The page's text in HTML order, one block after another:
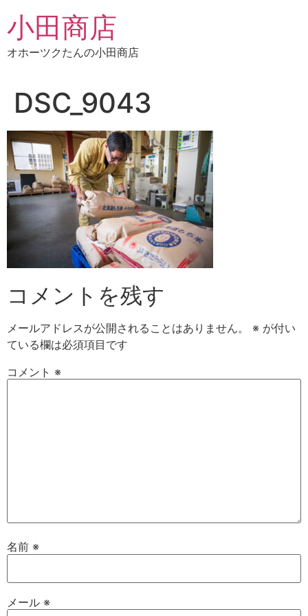
ン
ッ
プ
小田商店
オホーツクたんの小田商店
DSC_9043
コメントを残す
メールアドレスが公開されることはありません。 ※ が付い
ている欄は必須項目です
コメント ※
名前 ※
メール ※